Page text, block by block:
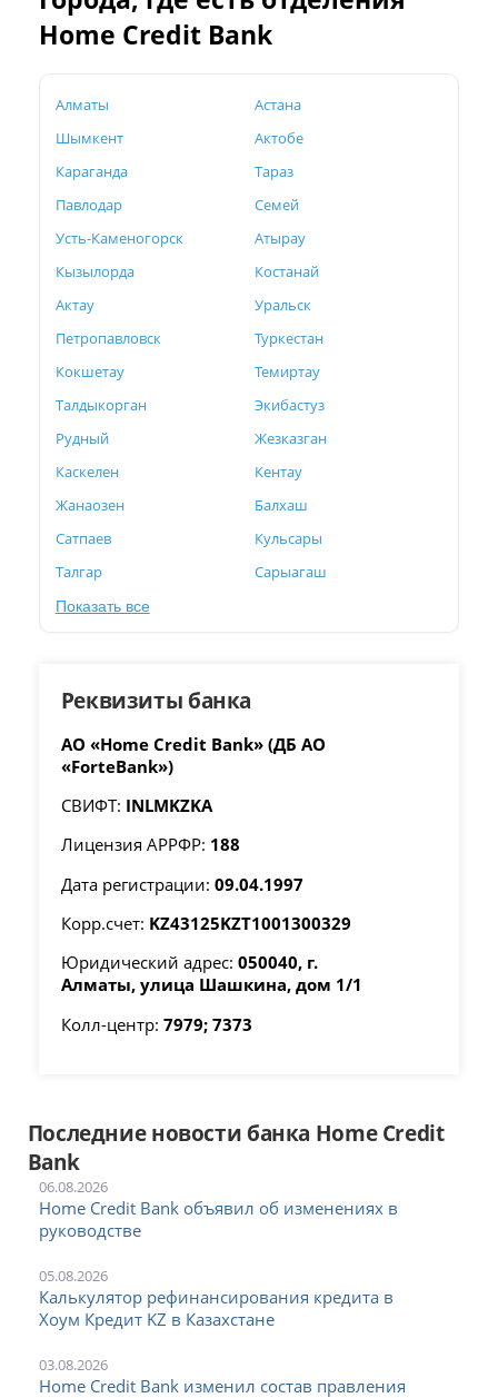
Home Credit Bank
Алматы
Астана
Шымкент
Актобе
Караганда
Тараз
Павлодар
Семей
Усть-Каменогорск
Атырау
Кызылорда
Костанай
Актау
Уральск
Петропавловск
Туркестан
Кокшетау
Темиртау
Талдыкорган
Экибастуз
Рудный
Жезказган
Каскелен
Кентау
Жанаозен
Балхаш
Сатпаев
Кульсары
Талгар
Сарыагаш
Показать все
Реквизиты банка
АО «Home Credit Bank» (ДБ АО
«ForteBank»)
СВИФТ: INLMKZKA
Лицензия АРРФР: 188
Дата регистрации: 09.04.1997
Корр.счет: KZ43125KZT1001300329
Юридический адрес: 050040, г.
Алматы, улица Шашкина, дом 1/1
Колл-центр: 7979; 7373
Последние новости банка Home Credit
Bank
06.08.2026
Home Credit Bank объявил об изменениях в
руководстве
05.08.2026
Калькулятор рефинансирования кредита в
Хоум Кредит KZ в Казахстане
03.08.2026
Home Credit Bank изменил состав правления